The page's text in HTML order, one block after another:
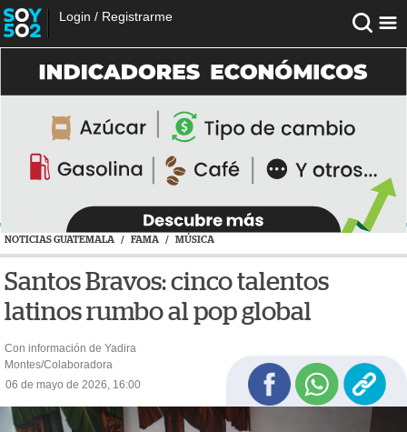
Login / Registrarme
NOTICIAS GUATEMALA / FAMA / MÚSICA
Santos Bravos: cinco talentos
latinos rumbo al pop global
Con información de Yadira
Montes/Colaboradora
06 de mayo de 2026, 16:00